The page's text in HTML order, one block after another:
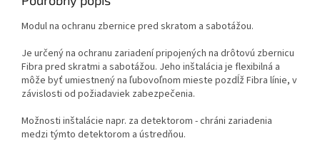
Modul na ochranu zbernice pred skratom a sabotážou.
Je určený na ochranu zariadení pripojených na drôtovú zbernicu
Fibra pred skratmi a sabotážou. Jeho inštalácia je flexibilná a
môže byť umiestnený na ľubovoľnom mieste pozdĺž Fibra línie, v
závislosti od požiadaviek zabezpečenia.​
Možnosti inštalácie napr. za detektorom - chráni zariadenia
medzi týmto detektorom a ústredňou.